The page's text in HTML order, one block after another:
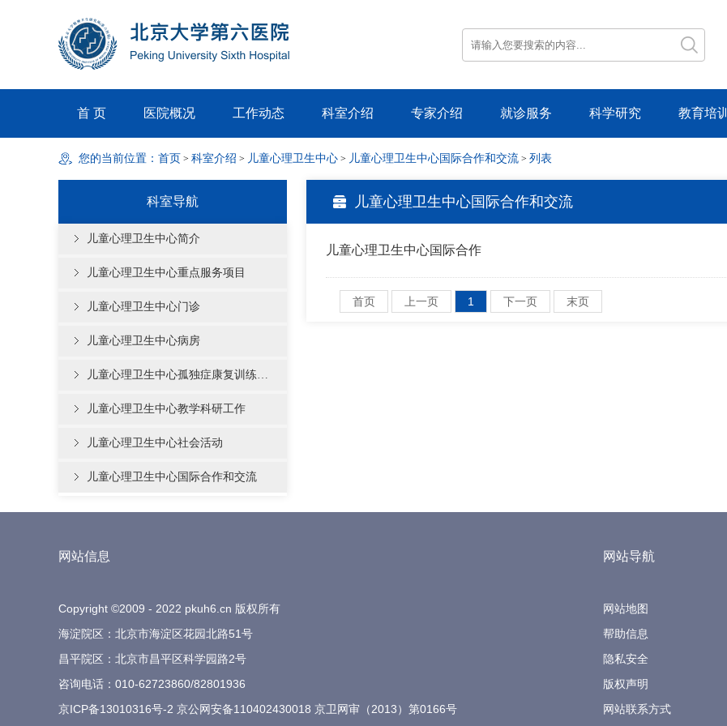
首 页 医院概况 工作动态 科室介绍 专家介绍 就诊服务 科学研究 教育培训
您的当前位置： 首页 > 科室介绍 > 儿童心理卫生中心 > 儿童心理卫生中心国际合作和交流 > 列表
科室导航
儿童心理卫生中心简介
儿童心理卫生中心重点服务项目
儿童心理卫生中心门诊
儿童心理卫生中心病房
儿童心理卫生中心孤独症康复训练…
儿童心理卫生中心教学科研工作
儿童心理卫生中心社会活动
儿童心理卫生中心国际合作和交流
儿童心理卫生中心国际合作和交流
儿童心理卫生中心国际合作
首页 上一页 1 下一页 末页
网站信息
Copyright ©2009 - 2022 pkuh6.cn 版权所有
海淀院区：北京市海淀区花园北路51号
昌平院区：北京市昌平区科学园路2号
咨询电话： 010-62723860/82801936
京ICP备13010316号-2 京公网安备110402430018 京卫网审（2013）第0166号
网站导航
网站地图
帮助信息
隐私安全
版权声明
网站联系方式